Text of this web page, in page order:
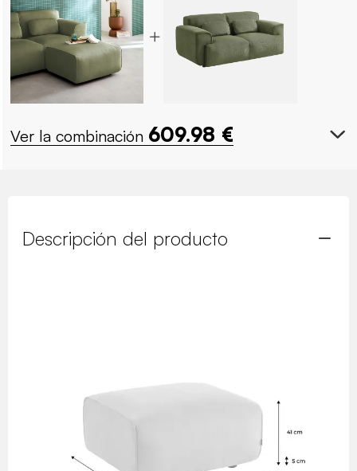
Ver la combinación 609.98 €
Descripción del producto